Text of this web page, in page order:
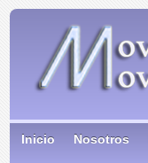
Inicio Nosotros